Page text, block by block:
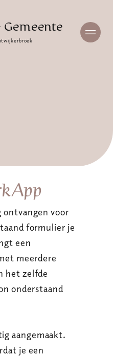
ontvangen voor
formulier je
een
meerdere
het zelfde
onderstaand
aangemaakt.
je een